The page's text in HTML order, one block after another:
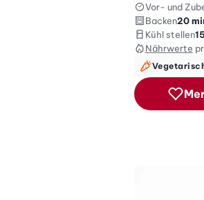
Vor- und
Backen20
Kühl stellen
Nährwerte